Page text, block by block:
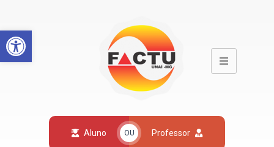
Open toolbar
Aluno OU Professor